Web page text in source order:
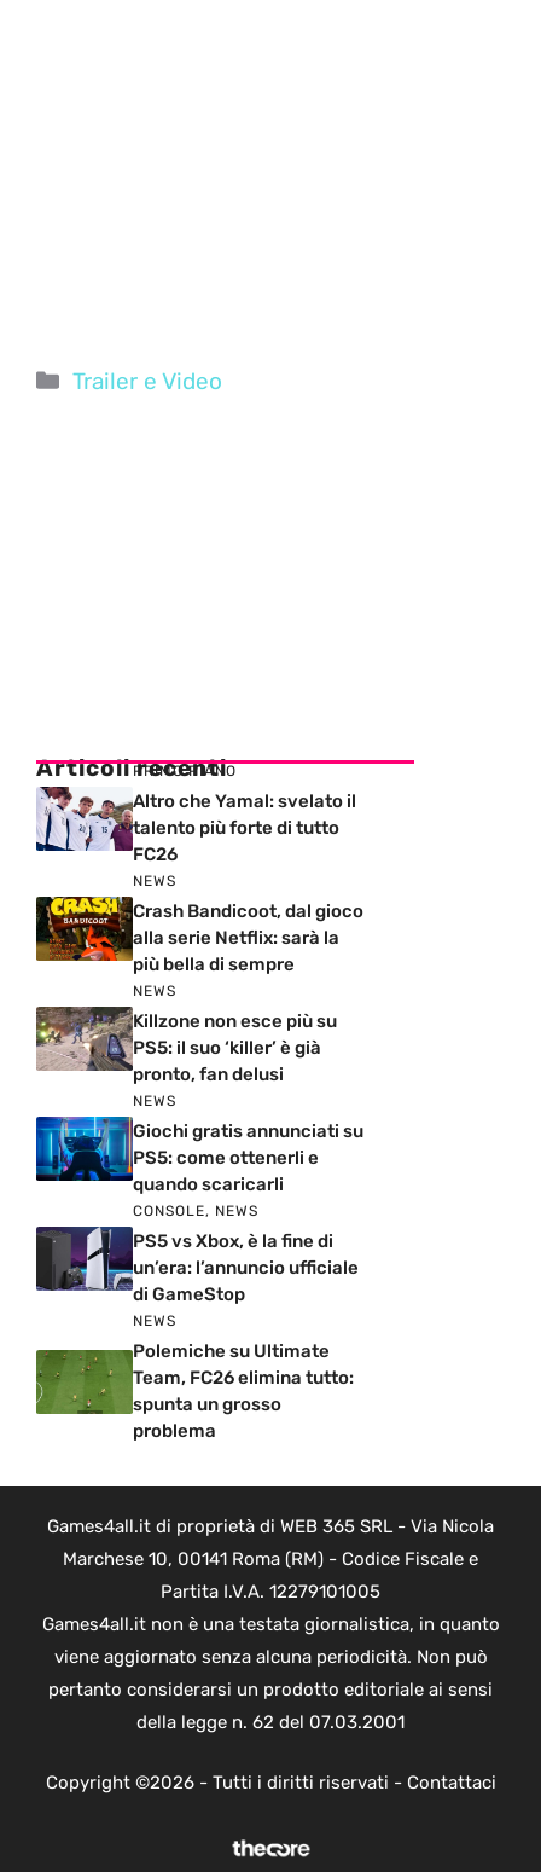
Categorie
Trailer e Video
Articoli recenti
PRIMO PIANO
Altro che Yamal: svelato il
talento più forte di tutto
FC26
NEWS
Crash Bandicoot, dal gioco
alla serie Netflix: sarà la
più bella di sempre
NEWS
Killzone non esce più su
PS5: il suo ‘killer’ è già
pronto, fan delusi
NEWS
Giochi gratis annunciati su
PS5: come ottenerli e
quando scaricarli
CONSOLE, NEWS
PS5 vs Xbox, è la fine di
un’era: l’annuncio ufficiale
di GameStop
NEWS
Polemiche su Ultimate
Team, FC26 elimina tutto:
spunta un grosso
problema
Games4all.it di proprietà di WEB 365 SRL - Via Nicola
Marchese 10, 00141 Roma (RM) - Codice Fiscale e
Partita I.V.A. 12279101005
Games4all.it non è una testata giornalistica, in quanto
viene aggiornato senza alcuna periodicità. Non può
pertanto considerarsi un prodotto editoriale ai sensi
della legge n. 62 del 07.03.2001
Copyright ©2026 - Tutti i diritti riservati - Contattaci